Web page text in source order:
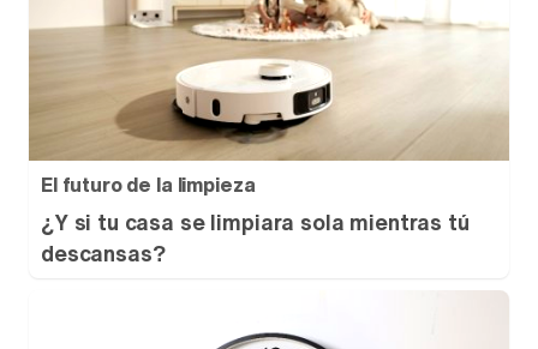
El futuro de la limpieza
¿Y si tu casa se limpiara sola mientras tú
descansas?